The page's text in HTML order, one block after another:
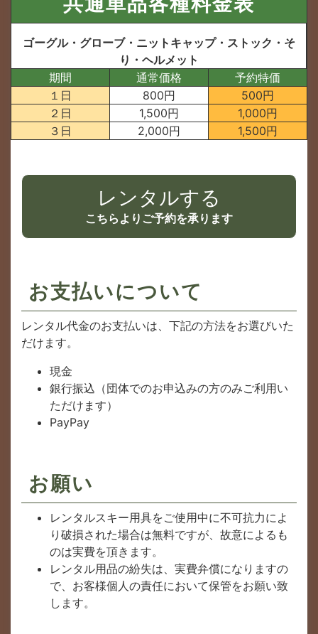
ゴーグル・グローブ・ニットキャップ・ストック・そ
り・ヘルメット
期間
通常価格
予約特価
１日
800円
500円
２日
1,500円
1,000円
３日
2,000円 1,500円
レンタルする
こちらよりご予約を承ります
お支払いについて
レンタル代金のお支払いは、下記の方法をお選びいた
だけます。
現金
銀行振込（団体でのお申込みの方のみご利用い
ただけます）
PayPay
お願い
レンタルスキー用具をご使用中に不可抗力によ
り破損された場合は無料ですが、故意によるも
のは実費を頂きます。
レンタル用品の紛失は、実費弁償になりますの
で、お客様個人の責任において保管をお願い致
します。